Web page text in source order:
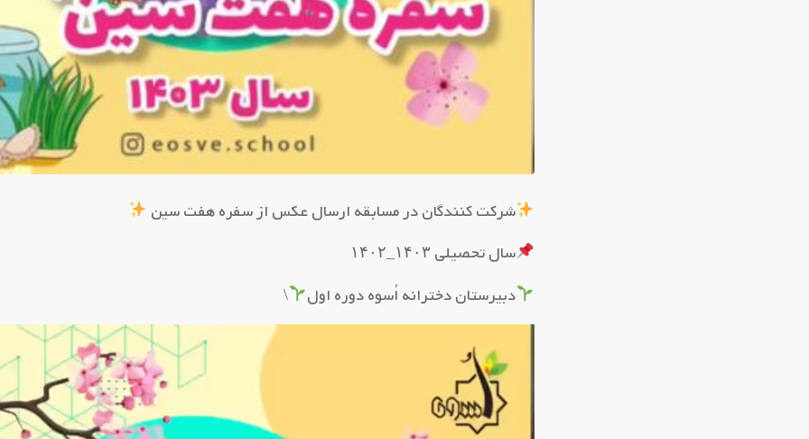
شرکت کنندگان در مسابقه ارسال عکس از سفره هفت سین
سال تحصیلی ۱۴۰۳_۱۴۰۲
دبیرستان دخترانه اُسوه دوره اول
\